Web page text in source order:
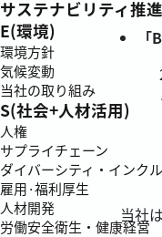
サステナビリティ推進
E(環境)
環境方針
気候変動
当社の取り組み
S(社会+人材活用)
人権
サプライチェーン
ダイバーシティ・インク
雇用·福利厚生
人材開発
労働安全衛生・健康経営
当社